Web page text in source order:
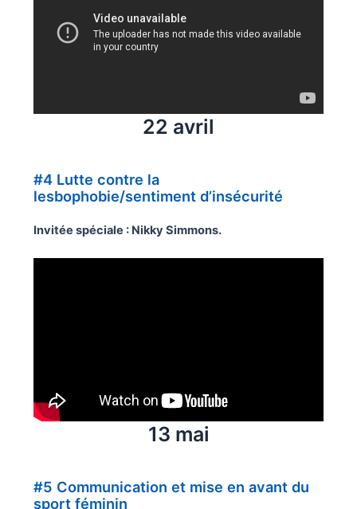
22 avril
#4 Lutte contre la
lesbophobie/sentiment d’insécurité
Invitée spéciale : Nikky Simmons.
13 mai
#5 Communication et mise en avant du
sport féminin